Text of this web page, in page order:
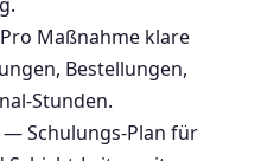
Maßnahme klare
Bestellungen,
Stunden.
— Schulungs-Plan für